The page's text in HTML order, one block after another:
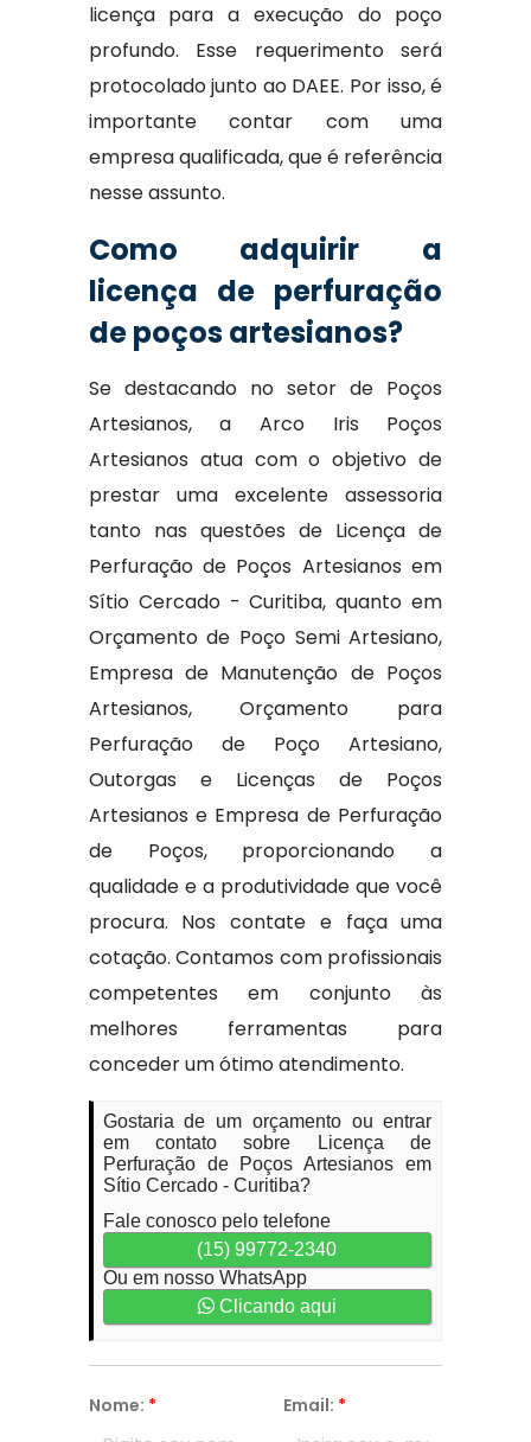
licença para a execução do poço
profundo. Esse requerimento será
protocolado junto ao DAEE. Por isso, é
importante contar com uma
empresa qualificada, que é referência
nesse assunto.
Como adquirir a
licença de perfuração
de poços artesianos?
Se destacando no setor de Poços
Artesianos, a Arco Iris Poços
Artesianos atua com o objetivo de
prestar uma excelente assessoria
tanto nas questões de Licença de
Perfuração de Poços Artesianos em
Sítio Cercado - Curitiba, quanto em
Orçamento de Poço Semi Artesiano,
Empresa de Manutenção de Poços
Artesianos, Orçamento para
Perfuração de Poço Artesiano,
Outorgas e Licenças de Poços
Artesianos e Empresa de Perfuração
de Poços, proporcionando a
qualidade e a produtividade que você
procura. Nos contate e faça uma
cotação. Contamos com profissionais
competentes em conjunto às
melhores ferramentas para
conceder um ótimo atendimento.
Gostaria de um orçamento ou entrar
em contato sobre Licença de
Perfuração de Poços Artesianos em
Sítio Cercado - Curitiba?
Fale conosco pelo telefone
(15) 99772-2340
Ou em nosso WhatsApp
Clicando aqui
Nome: * Email: *